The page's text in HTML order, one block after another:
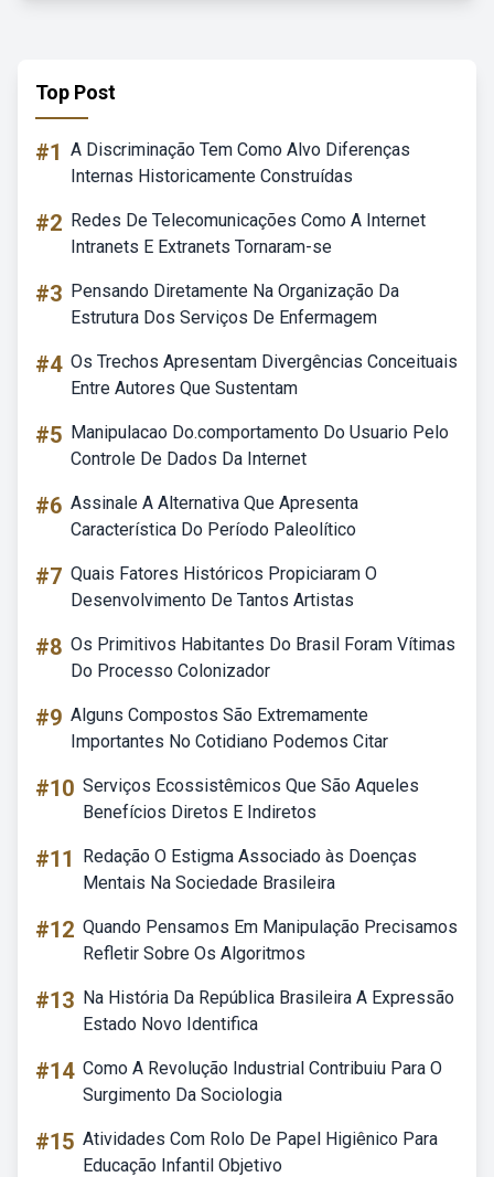
Top Post
#1 A Discriminação Tem Como Alvo Diferenças
Internas Historicamente Construídas
#2 Redes De Telecomunicações Como A Internet
Intranets E Extranets Tornaram-se
#3 Pensando Diretamente Na Organização Da
Estrutura Dos Serviços De Enfermagem
#4 Os Trechos Apresentam Divergências Conceituais
Entre Autores Que Sustentam
#5 Manipulacao Do.comportamento Do Usuario Pelo
Controle De Dados Da Internet
#6 Assinale A Alternativa Que Apresenta
Característica Do Período Paleolítico
#7 Quais Fatores Históricos Propiciaram O
Desenvolvimento De Tantos Artistas
#8 Os Primitivos Habitantes Do Brasil Foram Vítimas
Do Processo Colonizador
#9 Alguns Compostos São Extremamente
Importantes No Cotidiano Podemos Citar
#10 Serviços Ecossistêmicos Que São Aqueles
Benefícios Diretos E Indiretos
#11
Redação O Estigma Associado às Doenças
Mentais Na Sociedade Brasileira
#12 Quando Pensamos Em Manipulação Precisamos
Refletir Sobre Os Algoritmos
#13 Na História Da República Brasileira A Expressão
Estado Novo Identifica
#14 Como A Revolução Industrial Contribuiu Para O
Surgimento Da Sociologia
#15 Atividades Com Rolo De Papel Higiênico Para
Educação Infantil Objetivo